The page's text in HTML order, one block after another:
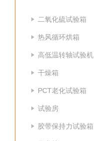
二氧化硫试验箱
热风循环烘箱
高低温转轴试验机
干燥箱
PCT老化试验箱
试验房
胶带保持力试验箱